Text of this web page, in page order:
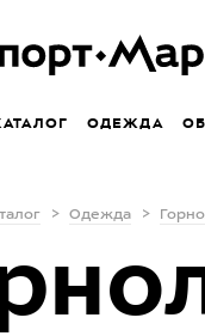
ОДЕЖДА
Одежда